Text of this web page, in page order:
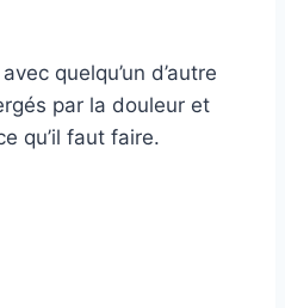
quelqu’un d’autre
par la douleur et
qu’il faut faire.